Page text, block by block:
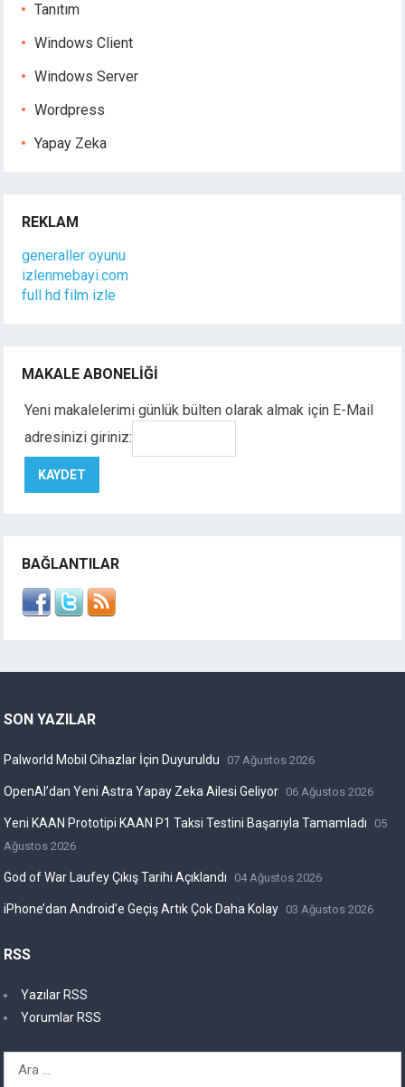
Tanıtım
Windows Client
Windows Server
Wordpress
Yapay Zeka
REKLAM
generaller oyunu
izlenmebayi.com
full hd film izle
MAKALE ABONELIĞI
Yeni makalelerimi günlük bülten olarak almak için E-Mail
adresinizi giriniz:
BAĞLANTILAR
SON YAZILAR
Palworld Mobil Cihazlar İçin Duyuruldu 07 Ağustos 2026
OpenAI’dan Yeni Astra Yapay Zeka Ailesi Geliyor 06 Ağustos 2026
Yeni KAAN Prototipi KAAN P1 Taksi Testini Başarıyla Tamamladı
05
Ağustos 2026
God of War Laufey Çıkış Tarihi Açıklandı 04 Ağustos 2026
iPhone’dan Android’e Geçiş Artık Çok Daha Kolay 03 Ağustos 2026
RSS
Yazılar RSS
Yorumlar RSS
Arama: